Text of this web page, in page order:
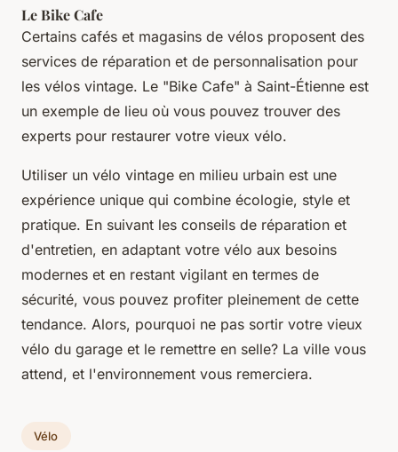
Le Bike Cafe
Certains cafés et magasins de vélos proposent des
services de réparation et de personnalisation pour
les vélos vintage. Le "Bike Cafe" à Saint-Étienne est
un exemple de lieu où vous pouvez trouver des
experts pour restaurer votre vieux vélo.
Utiliser un vélo vintage en milieu urbain est une
expérience unique qui combine écologie, style et
pratique. En suivant les conseils de réparation et
d'entretien, en adaptant votre vélo aux besoins
modernes et en restant vigilant en termes de
sécurité, vous pouvez profiter pleinement de cette
tendance. Alors, pourquoi ne pas sortir votre vieux
vélo du garage et le remettre en selle? La ville vous
attend, et l'environnement vous remerciera.
Vélo